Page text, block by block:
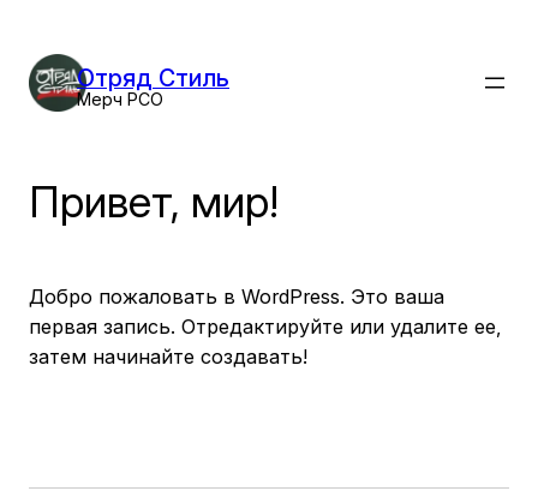
содержимому
Отряд Стиль
Мерч РСО
Привет, мир!
Добро пожаловать в WordPress. Это ваша
первая запись. Отредактируйте или удалите ее,
затем начинайте создавать!